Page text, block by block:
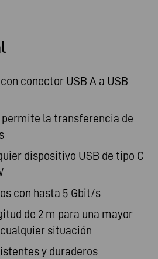
conector USB A a USB
permite la transferencia de
dispositivo USB de tipo C
con hasta 5 Gbit/s
de 2 m para una mayor
situación
y duraderos